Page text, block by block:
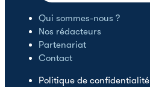
Qui sommes-nous ?
Nos rédacteurs
Partenariat
Contact
Politique de confidentialité